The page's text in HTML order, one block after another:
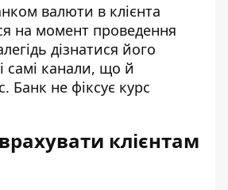
валюти в клієнта
на момент проведення
дізнатися його
самі канали, що й
Банк не фіксує курс
клієнтам